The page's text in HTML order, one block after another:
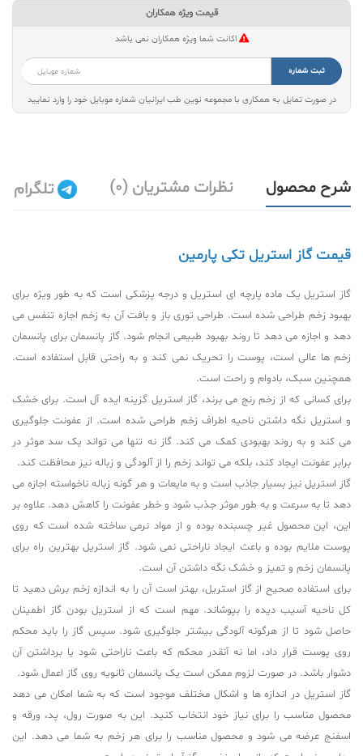
قیمت ویژه همکاران
اکانت شما ویژه همکاران نمی باشد
ثبت شماره
در صورت تمایل به همکاری با مجموعه نوین طب ایرانیان شماره موبایل خود را وارد نمایید
شرح محصول نظرات مشتریان (0) تلگرام
قیمت گاز استریل تکی پارمین
گاز استریل یک ماده پارچه ای استریل و درجه پزشکی است که به طور ویژه برای
بهبود زخم طراحی شده است. طراحی توری باز و بافت آن به زخم اجازه تنفس می
دهد و اجازه می دهد تا روند بهبود طبیعی انجام شود. گاز پانسمان برای پانسمان
زخم ها عالی است، پوست را تحریک نمی کند و به راحتی قابل استفاده است.
همچنین سبک، بادوام و راحت است.
برای کسانی که از زخم رنج می برند، گاز استریل گزینه ایده آل است. برای خشک
و استریل نگه داشتن ناحیه اطراف زخم طراحی شده است. از عفونت جلوگیری
می کند و به روند بهبودی کمک می کند. گاز نه تنها می تواند یک سد موثر در
برابر عفونت ایجاد کند، بلکه می تواند زخم را از آلودگی و زباله نیز محافظت کند.
گاز استریل نیز بسیار جاذب است و به مایعات و هر گونه زباله ناخواسته اجازه می
دهد تا به سرعت و به طور موثر جذب شود و خطر عفونت را کاهش دهد. علاوه بر
این، این محصول غیر چسبنده بوده و از مواد نرمی ساخته شده است که روی
پوست ملایم بوده و باعث ایجاد ناراحتی نمی شود. گاز استریل بهترین راه برای
پانسمان زخم و تمیز و خشک نگه داشتن آن است.
برای استفاده صحیح از گاز استریل، بهتر است آن را به اندازه زخم برش دهید تا
کل ناحیه آسیب دیده را بپوشاند. مهم است که از استریل بودن گاز اطمینان
حاصل شود تا از هرگونه آلودگی بیشتر جلوگیری شود. سپس گاز را باید محکم
روی پوست قرار داد، اما نه آنقدر محکم که باعث ناراحتی شود یا برداشتن آن
دشوار باشد. در صورت لزوم ممکن است یک پانسمان ثانویه روی گاز اعمال شود.
گاز استریل در اندازه ها و اشکال مختلف موجود است که به شما امکان می دهد
محصول مناسب را برای نیاز خود انتخاب کنید. این به صورت رول، پد، ورقه و
اسفنج عرضه می شود و محصول مناسب را برای هر زخم به شما می دهد. این